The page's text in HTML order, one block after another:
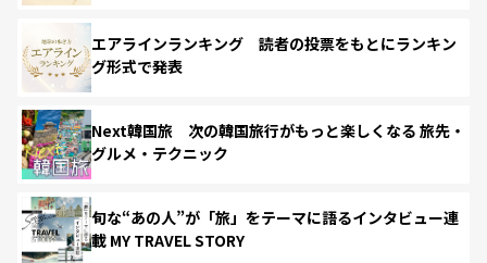
エアラインランキング 読者の投票をもとにランキン
グ形式で発表
Next韓国旅 次の韓国旅行がもっと楽しくなる 旅先・
グルメ・テクニック
旬な“あの人”が「旅」をテーマに語るインタビュー連
載 MY TRAVEL STORY